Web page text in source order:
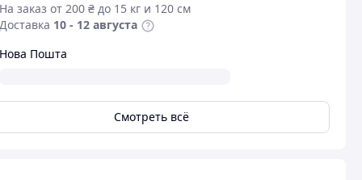
заказ от 200 ₴ до 15 кг и 120 см
10 - 12 августа
Пошта
Смотреть всё